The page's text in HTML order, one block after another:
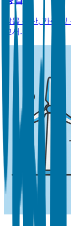
작물 생산, 가축
고서.